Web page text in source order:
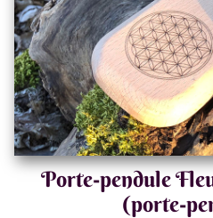
Porte-pendule
(porte-